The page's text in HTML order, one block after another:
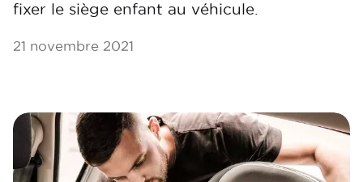
fixer le siège enfant au véhicule.
21 novembre 2021